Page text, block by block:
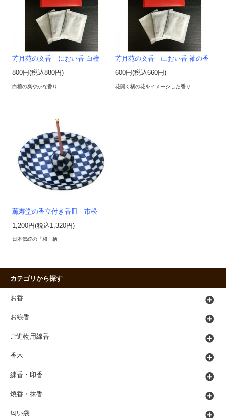
芳月苑の文香 におい香 白檀
800円(税込880円)
白檀の爽やかな香り
芳月苑の文香 におい香 袖の香
600円(税込660円)
花開く橘の花をイメージした香り
薫寿堂の香立付き香皿 市松
1,200円(税込1,320円)
日本伝統の「和」柄
カテゴリから探す
お香
お線香
ご進物用線香
香木
練香・印香
焼香・抹香
匂い袋